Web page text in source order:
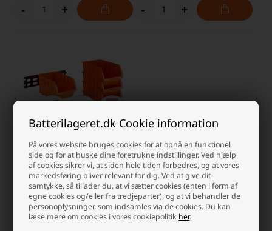
Batterilageret.dk Cookie information
På vores website bruges cookies for at opnå en funktionel
side og for at huske dine foretrukne indstillinger. Ved hjælp
af cookies sikrer vi, at siden hele tiden forbedres, og at vores
markedsføring bliver relevant for dig. Ved at give dit
samtykke, så tillader du, at vi sætter cookies (enten i form af
egne cookies og/eller fra tredjeparter), og at vi behandler de
personoplysninger, som indsamles via de cookies. Du kan
læse mere om cookies i vores cookiepolitik her.
- + - +
Black+Decker Små
Opbevaringsskuffer, 4 stk.
79,00 DKK
På lager
Afsendesi dag